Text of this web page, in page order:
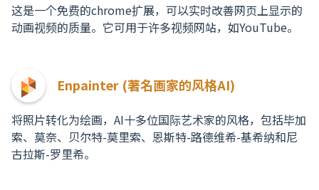
这是一个免费的chrome扩展，可以实时改善网页上显示的
动画视频的质量。它可用于许多视频网站，如YouTube。
Enpainter (著名画家的风格AI)
将照片转化为绘画，AI十多位国际艺术家的风格，包括毕加
索、莫奈、贝尔特-莫里索、恩斯特-路德维希-基希纳和尼
古拉斯-罗里希。